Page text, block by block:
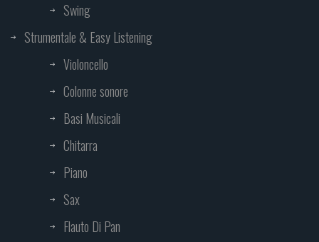
Swing
Strumentale & Easy Listening
Violoncello
Colonne sonore
Basi Musicali
Chitarra
Piano
Sax
Flauto Di Pan